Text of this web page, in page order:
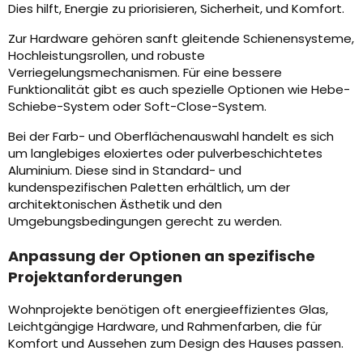
Dies hilft, Energie zu priorisieren, Sicherheit, und Komfort.
Zur Hardware gehören sanft gleitende Schienensysteme,
Hochleistungsrollen, und robuste
Verriegelungsmechanismen. Für eine bessere
Funktionalität gibt es auch spezielle Optionen wie Hebe-
Schiebe-System oder Soft-Close-System.
Bei der Farb- und Oberflächenauswahl handelt es sich
um langlebiges eloxiertes oder pulverbeschichtetes
Aluminium. Diese sind in Standard- und
kundenspezifischen Paletten erhältlich, um der
architektonischen Ästhetik und den
Umgebungsbedingungen gerecht zu werden.
Anpassung der Optionen an spezifische
Projektanforderungen
Wohnprojekte benötigen oft energieeffizientes Glas,
Leichtgängige Hardware, und Rahmenfarben, die für
Komfort und Aussehen zum Design des Hauses passen.